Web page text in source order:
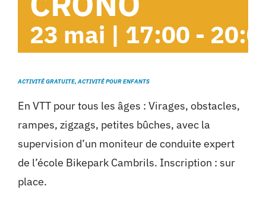
Cambrils
Groupes
23 mai | 17:00 -
ACTIVITÉ GRATUITE, ACTIVITÉ POUR ENFANTS
En VTT pour tous les âges : Virages, obstacles,
rampes, zigzags, petites bûches, avec la
supervision d’un moniteur de conduite expert
de l’école Bikepark Cambrils. Inscription : sur
place.